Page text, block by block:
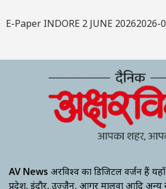
E-Paper INDORE 2 JUNE 20262026-
AV News अक्षरविश्व का डिजिटल वर्जन हैं
प्रदेश, इंदौर, उज्जैन, आगर मालवा आदि अन्य